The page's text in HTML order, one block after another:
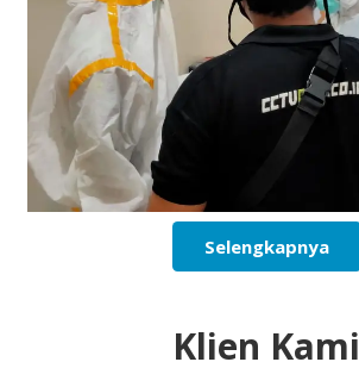
Selengkapnya
Klien Kami